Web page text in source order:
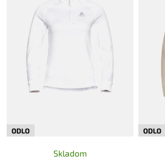
ODLO
Skladom
ODLO